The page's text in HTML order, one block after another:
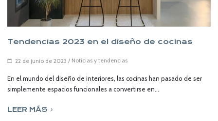
Tendencias 2023 en el diseño de cocinas
22 de junio de 2023 / Noticias y tendencias
En el mundo del diseño de interiores, las cocinas han pasado de ser
simplemente espacios funcionales a convertirse en...
LEER MÁS